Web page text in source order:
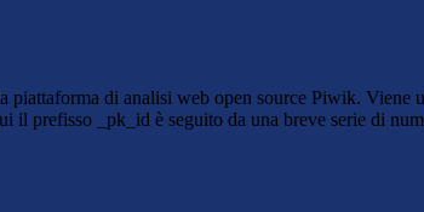
piattaforma di analisi web open source Piwik.
il prefisso _pk_id è seguito da una breve serie di